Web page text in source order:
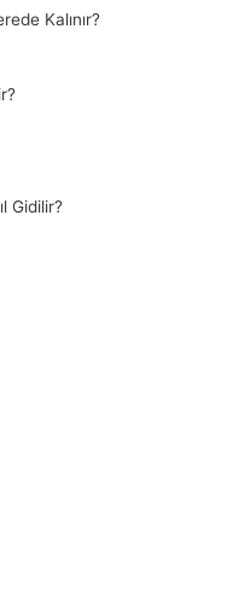
Kalınır?
Gidilir?